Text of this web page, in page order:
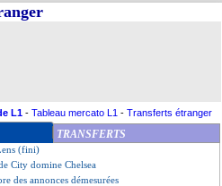
L1 - Tableau mercato L1 - Transferts étranger
TRANSFERTS
Valence !
avant d'exploser
des regrets...
(fini)
City domine Chelsea
des annonces démesurées